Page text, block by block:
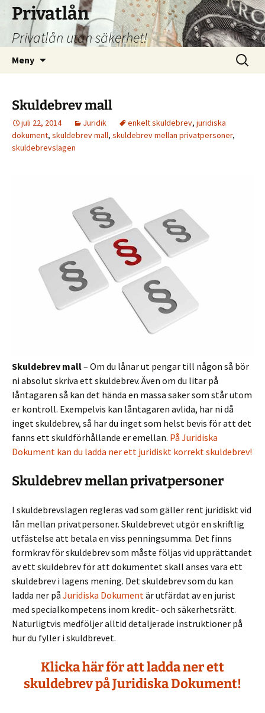
Hoppa
innehåll
Privatlån
Privatlån utan säkerhet!
Meny
Sök
efter:
Skuldebrev mall
juli 22, 2014 Juridik enkelt skuldebrev, juridiska
dokument, skuldebrev mall, skuldebrev mellan privatpersoner,
skuldebrevslagen
Skuldebrev mall– Om du lånar ut pengar till någon så bör
ni absolut skriva ett skuldebrev. Även om du litar på
låntagaren så kan det hända en massa saker som står utom
er kontroll. Exempelvis kan låntagaren avlida, har ni då
inget skuldebrev, så har du inget som helst bevis för att det
fanns ett skuldförhållande er emellan. På Juridiska
Dokument kan du ladda ner ett juridiskt korrekt skuldebrev!
Skuldebrev mellan privatpersoner
I skuldebrevslagen regleras vad som gäller rent juridiskt vid
lån mellan privatpersoner. Skuldebrevet utgör en skriftlig
utfästelse att betala en viss penningsumma. Det finns
formkrav för skuldebrev som måste följas vid upprättandet
av ett skuldebrev för att dokumentet skall anses vara ett
skuldebrev i lagens mening. Det skuldebrev som du kan
ladda ner på Juridiska Dokumentär utfärdat av en jurist
med specialkompetens inom kredit- och säkerhetsrätt.
Naturligtvis medföljer alltid detaljerade instruktioner på
hur du fyller i skuldbrevet.
Klicka här för att ladda ner ett
skuldebrev på Juridiska Dokument!